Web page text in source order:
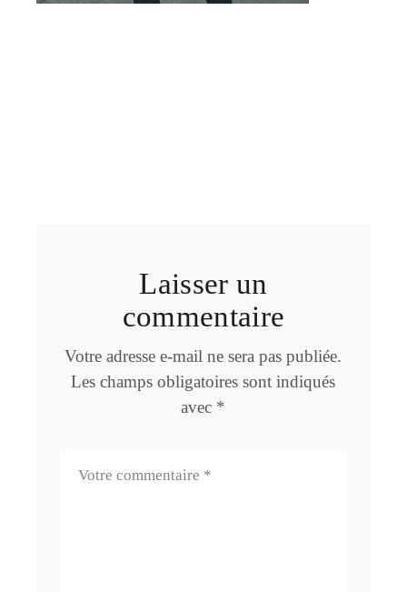
Laisser un
commentaire
Votre adresse e-mail ne sera pas publiée.
Les champs obligatoires sont indiqués
avec *